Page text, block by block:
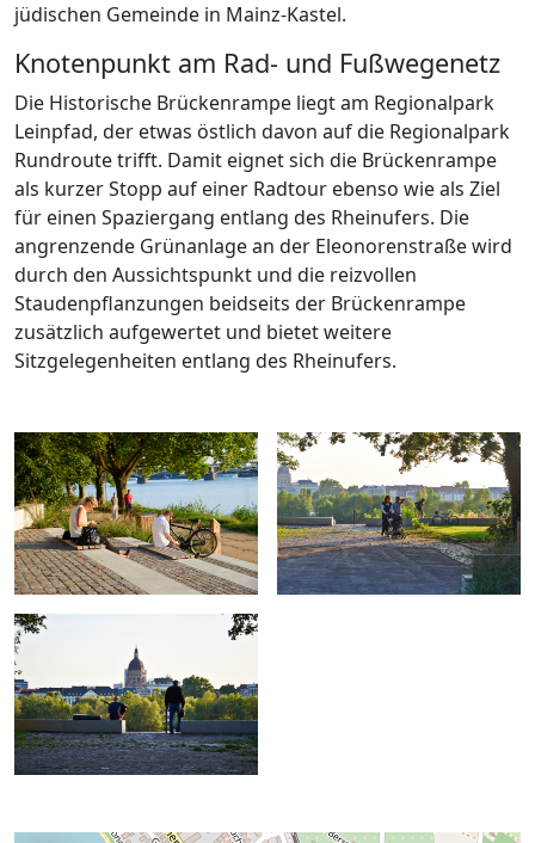
jüdischen Gemeinde in Mainz-Kastel.
Knotenpunkt am Rad- und Fußwegenetz
Die Historische Brückenrampe liegt am Regionalpark
Leinpfad, der etwas östlich davon auf die Regionalpark
Rundroute trifft. Damit eignet sich die Brückenrampe
als kurzer Stopp auf einer Radtour ebenso wie als Ziel
für einen Spaziergang entlang des Rheinufers. Die
angrenzende Grünanlage an der Eleonorenstraße wird
durch den Aussichtspunkt und die reizvollen
Staudenpflanzungen beidseits der Brückenrampe
zusätzlich aufgewertet und bietet weitere
Sitzgelegenheiten entlang des Rheinufers.